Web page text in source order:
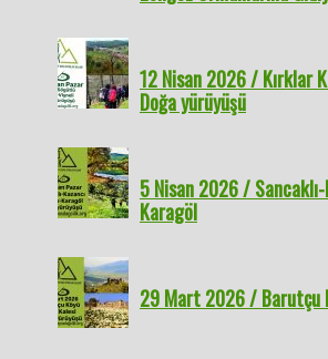
12 Nisan 2026 / Kırklar
Doğa yürüyüşü
5 Nisan 2026 / Sancaklı-
Karagöl
29 Mart 2026 / Barutçu